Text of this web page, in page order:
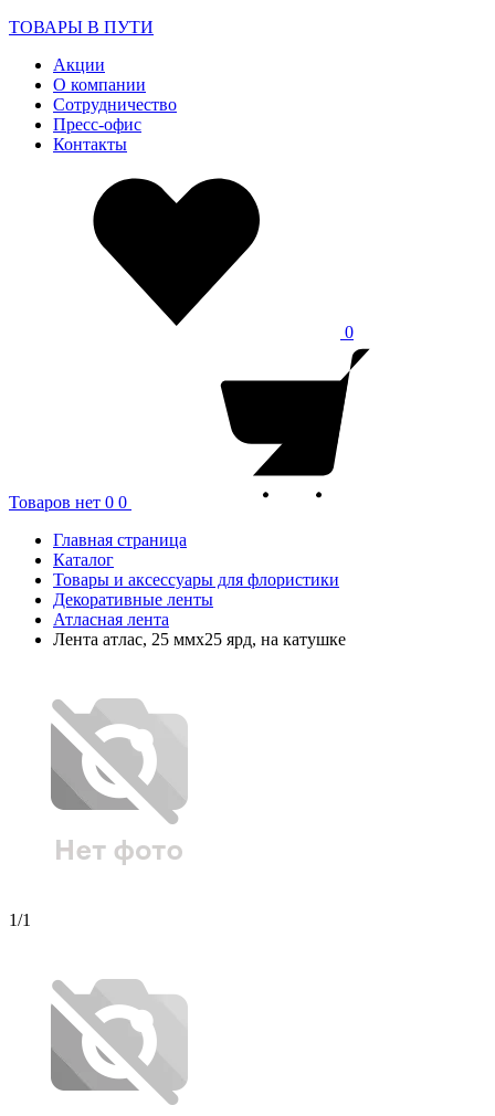
ТОВАРЫ В ПУТИ
Акции
О компании
Сотрудничество
Пресс-офис
Контакты
0
Товаров нет 0 0
Главная страница
Каталог
Товары и аксессуары для флористики
Декоративные ленты
Атласная лента
Лента атлас, 25 ммx25 ярд, на катушке
1/1